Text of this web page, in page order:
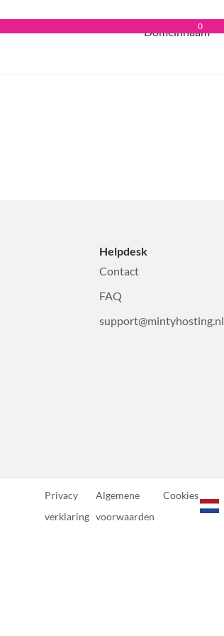
Domeinnaam
0
Helpdesk
Contact
FAQ
support@mintyhosting.nl
Privacy
verklaring
Algemene
voorwaarden
Cookies